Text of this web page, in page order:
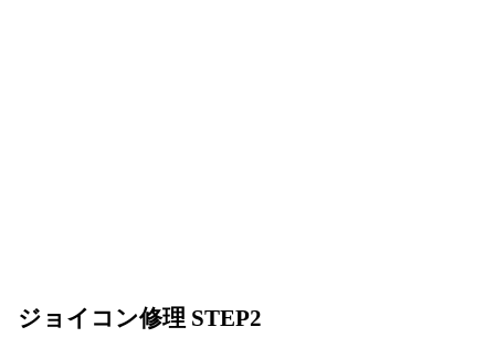
ジョイコン修理 STEP2